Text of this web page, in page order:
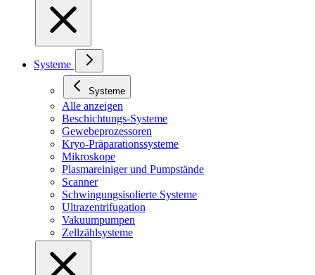
Systeme
Systeme
Alle anzeigen
Beschichtungs-Systeme
Gewebeprozessoren
Kryo-Präparationssysteme
Mikroskope
Plasmareiniger und Pumpstände
Scanner
Schwingungsisolierte Systeme
Ultrazentrifugation
Vakuumpumpen
Zellzählsysteme